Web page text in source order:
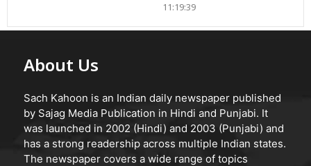
11:19:39
About Us
Sach Kahoon is an Indian daily newspaper published
by Sajag Media Publication in Hindi and Punjabi. It
was launched in 2002 (Hindi) and 2003 (Punjabi) and
has a strong readership across multiple Indian states.
The newspaper covers a wide range of topics